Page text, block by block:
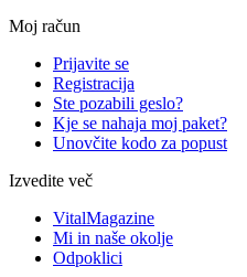
Moj račun
Prijavite se
Registracija
Ste pozabili geslo?
Kje se nahaja moj paket?
Unovčite kodo za popust
Izvedite več
VitalMagazine
Mi in naše okolje
Odpoklici